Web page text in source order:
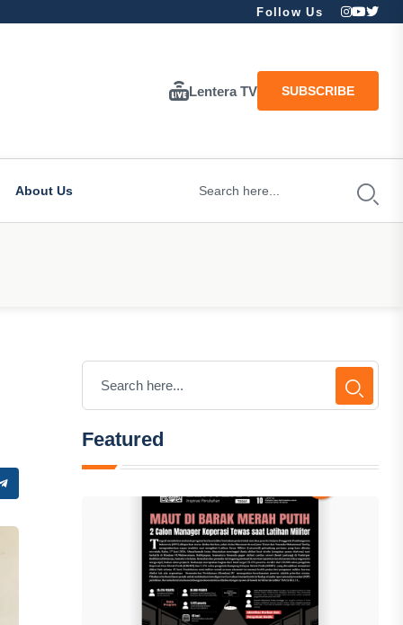
Follow Us
Lentera TV SUBSCRIBE
About Us
Featured